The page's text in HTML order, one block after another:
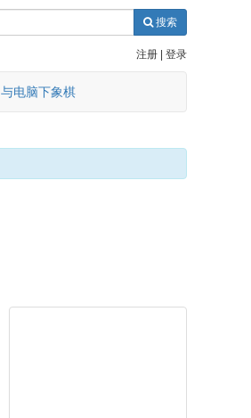
搜索
注册 登录
与电脑下象棋